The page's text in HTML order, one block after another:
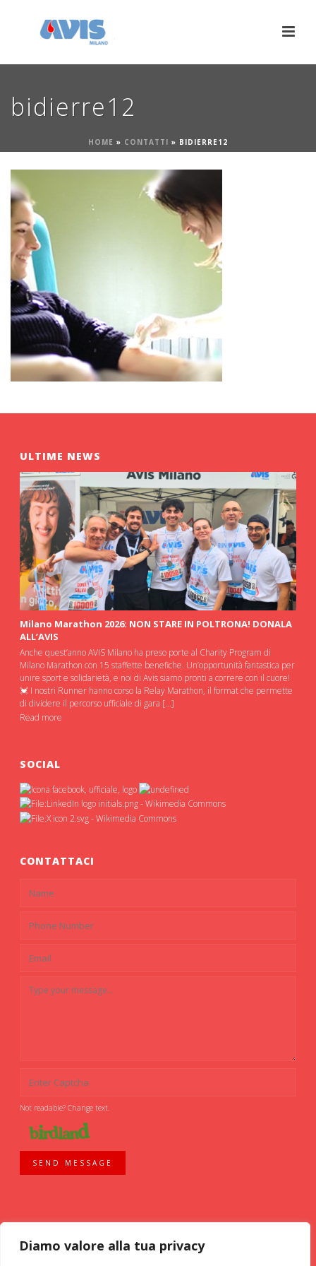
Diamo valore alla tua privacy
bidierre12
HOME » CONTATTI » BIDIERRE12
ULTIME NEWS
Milano Marathon 2026: NON STARE IN POLTRONA! DONALA
ALL’AVIS
Anche quest’anno AVIS Milano ha preso porte al Charity Program di
Milano Marathon con 15 staffette benefiche. Un’opportunità fantastica per
unire sport e solidarietà, e noi di Avis siamo pronti a correre con il cuore!
💓 I nostri Runner hanno corso la Relay Marathon, il format che permette
di dividere il percorso ufficiale di gara […]
Read more
SOCIAL
CONTATTACI
Not readable? Change text.
SEND MESSAGE